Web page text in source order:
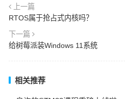
上一篇
RTOS属于抢占式内核吗？
下一篇
给树莓派装Windows 11系统
相关推荐